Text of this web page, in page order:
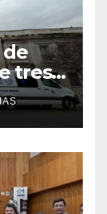
tres